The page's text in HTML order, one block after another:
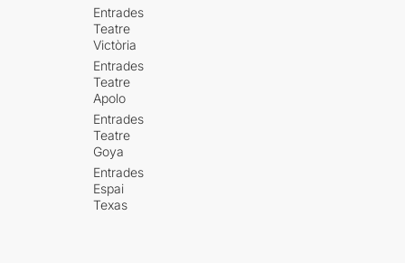
Entrades
Teatre
Victòria
Entrades
Teatre
Apolo
Entrades
Teatre
Goya
Entrades
Espai
Texas